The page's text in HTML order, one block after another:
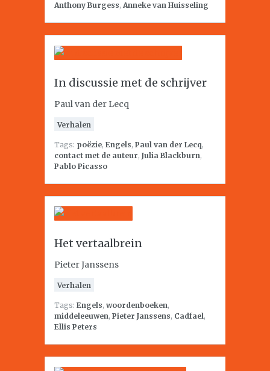
Anthony Burgess, Anneke van Huisseling
In discussie met de schrijver
Paul van der Lecq
Verhalen
Tags: poëzie, Engels, Paul van der Lecq,
contact met de auteur, Julia Blackburn,
Pablo Picasso
Het vertaalbrein
Pieter Janssens
Verhalen
Tags: Engels, woordenboeken,
middeleeuwen, Pieter Janssens, Cadfael,
Ellis Peters